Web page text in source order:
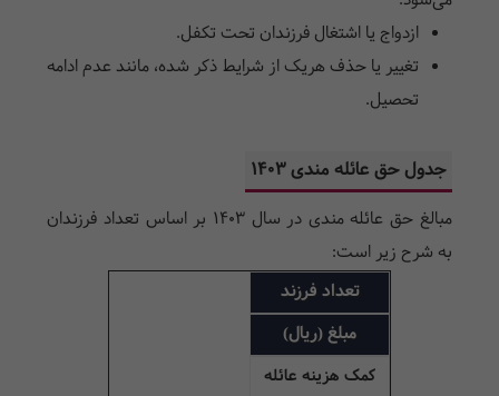
ازدواج یا اشتغال فرزندان تحت تکفل.
تغییر یا حذف هریک از شرایط ذکر شده، مانند عدم ادامه
تحصیل.
جدول حق عائله مندی ۱۴۰۳
مبالغ حق عائله مندی در سال ۱۴۰۳ بر اساس تعداد فرزندان
به شرح زیر است:
تعداد فرزند
مبلغ (ریال)
کمک هزینه عائله